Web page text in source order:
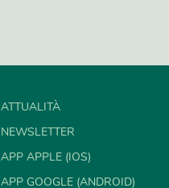
ATTUALITÀ
NEWSLETTER
APP APPLE (IOS)
APP GOOGLE (ANDROID)